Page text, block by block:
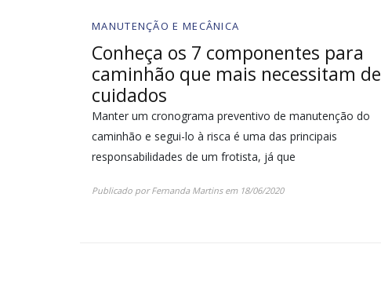
MANUTENÇÃO E MECÂNICA
Conheça os 7 componentes para
caminhão que mais necessitam de
cuidados
Manter um cronograma preventivo de manutenção do
caminhão e segui-lo à risca é uma das principais
responsabilidades de um frotista, já que
Publicado porFernanda Martinsem 18/06/2020